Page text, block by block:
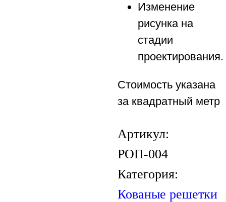
Изменение
рисунка на
стадии
проектирования.
Стоимость указана
за квадратный метр
Артикул:
РОП-004
Категория:
Кованые решетки